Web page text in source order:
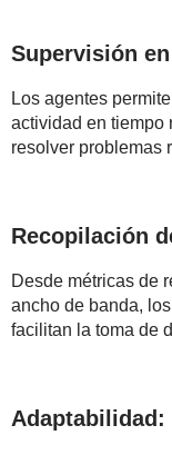
Supervisión
Los agentes
actividad en tiempo
resolver problemas
Recopilación
Desde métricas de
ancho de banda,
facilitan la toma de
Adaptabilidad: